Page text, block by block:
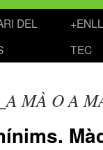
DEL
TEC
MÀ O A